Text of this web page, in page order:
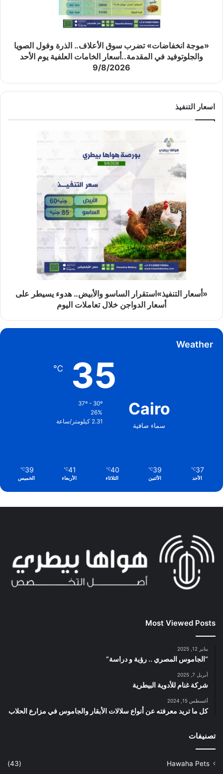
«موجة انخفاضات» تضرب سوق الأعلاف.. الذرة وفول الصويا
والجلوتوفيد في المقدمة..أسعار الخامات العلفية يوم الأحد
9/8/2026
اسعار التنفيذ
«أسعار التنفيذ»استقرار الساسو والأبيض.. هدوء يسيطر على
أسعار الدواجن خلال تعاملات اليوم
Weather
Cairo
سماء صافية
35
℃
37º - 30º
26%
2.31 كيلومتر/ساعة
37
℃
الأحد
39
℃
الأثنين
40
℃
الثلاثاء
41
℃
الأربعاء
39
℃
الخميس
Most Viewed Posts
يناير 12, 2025
“الجاموس المصري .. رؤية و دراسة”
أبريل 7, 2025
شركة غنام للأدوية البيطرية
أغسطس 15, 2024
كل ما تريد معرفته عن أنواع سلالات الأبقار والجاموس في مزارع الحلاب
تصنيفات
Hawaha Pets
(43)